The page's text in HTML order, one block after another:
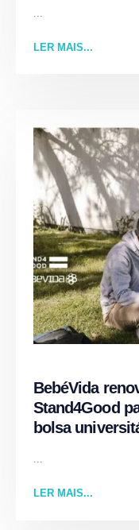
LER MAIS...
BebéVida
Stand4Good
bolsa
LER MAIS...